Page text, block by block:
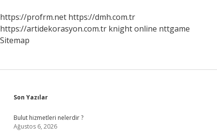
https://profrm.net https://dmh.com.tr
https://artidekorasyon.com.tr knight online nttgame
Sitemap
Sidebar
Son Yazılar
Bulut hizmetleri nelerdir ?
Ağustos 6, 2026